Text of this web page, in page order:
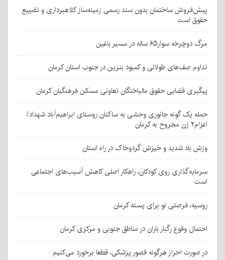
پیش‌فروش ساختمان بدون سند رسمی زمینه‌ساز کلاهبرداری و تضییع
حقوق است
مرگ دوچرخه سوار۶۵ ساله در مسیر باغین
تداوم صف‌های طولانی و کمبود بنزین در جنوب استان کرمان
پیگیری قضایی حقوق مالباختگان تعاونی مسکن فرهنگیان کرمان
حمله یک گونه جانوری وحشی به ساکنان روستای ابراهیم‌آباد شهداد/
اعزام۲ زن مجروح به کرمان
وزش باد شدید و خیزش گردوخاک در راه استان
سرمایه‌گذاری روی کودکان، راهکار اصلی کاهش آسیب‌های اجتماعی
است
روسیه، فرصتی نو برای پسته کرمان
احتمال وقوع رگبار باران در مناطق جنوبی و مرکزی کرمان
در صورت احراز هرگونه قصور پزشکی، قطعا برخورد می‌کنیم